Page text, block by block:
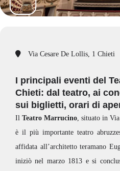
Via Cesare De Lollis, 1 Chieti
I principali eventi del
Chieti: dal teatro, ai
sui biglietti, orari di
IlTeatro Marrucino, situato in
è il più importante teatro
affidata all’architetto teramano
iniziò nel marzo 1813 e si